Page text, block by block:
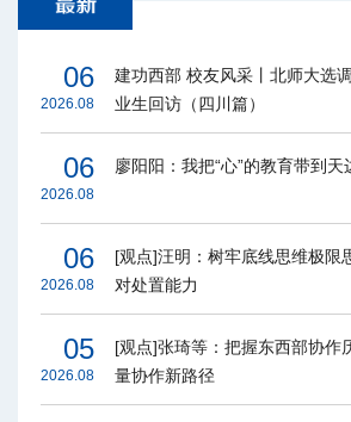
06
2026.08
建功西部 校友风采丨北师大选
业生回访（四川篇）
06
2026.08
廖阳阳：我把“心”的教育带到天
06
2026.08
[观点]汪明：树牢底线思维极限
对处置能力
05
2026.08
[观点]张琦等：把握东西部协作
量协作新路径